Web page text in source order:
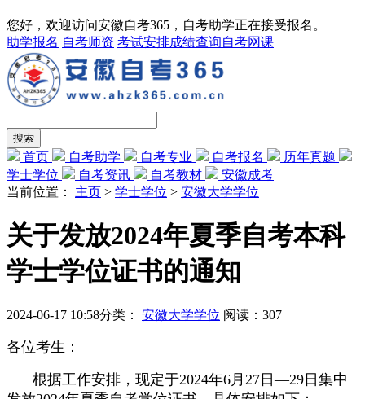
您好，欢迎访问安徽自考365，自考助学正在接受报名。
助学报名 自考师资 考试安排成绩查询自考网课
首页 自考助学 自考专业 自考报名
历年真题
学士学位
自考资讯 自考教材
安徽成考
当前位置： 主页 > 学士学位 > 安徽大学学位
关于发放2024年夏季自考本科
学士学位证书的通知
2024-06-17 10:58分类： 安徽大学学位 阅读： 307
各位考生：
根据工作安排，现定于2024年6月27日—29日集中